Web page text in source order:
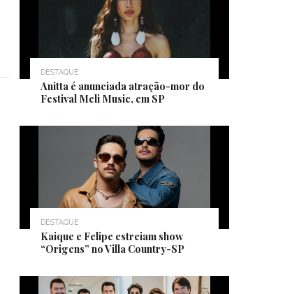
DESTAQUE
Anitta é anunciada atração-mor do
Festival Meli Music, em SP
DESTAQUE
Kaique e Felipe estreiam show
“Origens” no Villa Country-SP